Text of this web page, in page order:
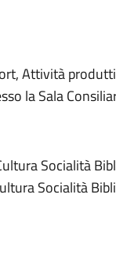
Attività
la Sala
Socialità
Socialità